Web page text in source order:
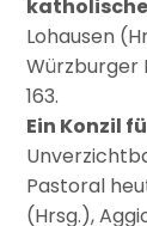
Lohausen
Würzburger
163.
Ein Konzil
Pastoral
(Hrsg.),